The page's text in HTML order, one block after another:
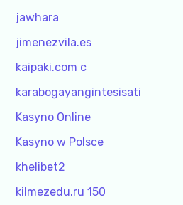
jawhara
jimenezvila.es
kaipaki.com c
karabogayangintesisati
Kasyno Online
Kasyno w Polsce
khelibet2
kilmezedu.ru 150